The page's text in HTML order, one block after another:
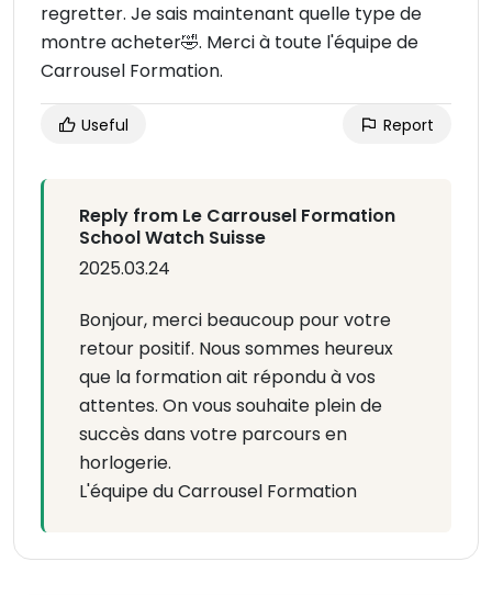
regretter. Je sais maintenant quelle type de
montre acheter🤣. Merci à toute l'équipe de
Carrousel Formation.
Useful Report
Reply from Le Carrousel Formation
School Watch Suisse
2025.03.24
Bonjour, merci beaucoup pour votre
retour positif. Nous sommes heureux
que la formation ait répondu à vos
attentes. On vous souhaite plein de
succès dans votre parcours en
horlogerie.
L'équipe du Carrousel Formation